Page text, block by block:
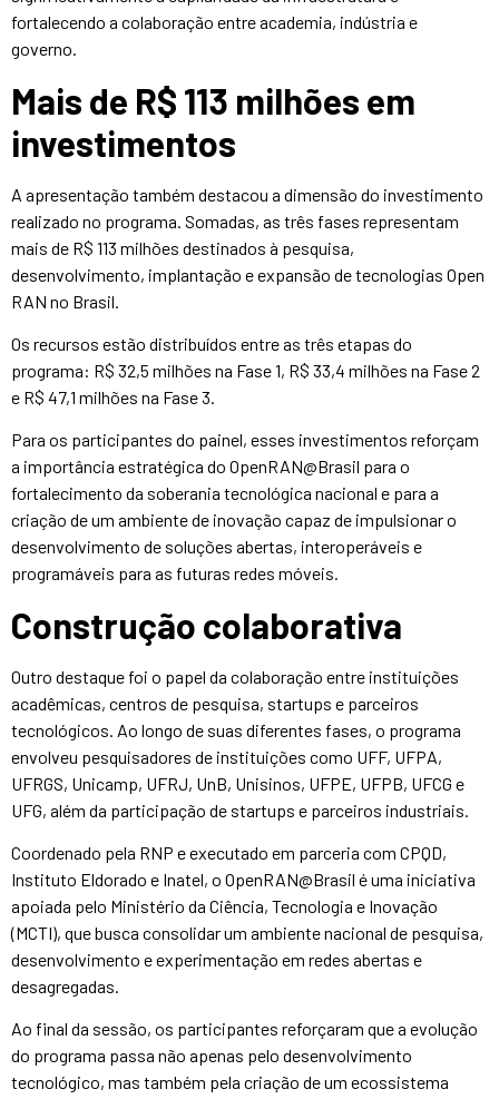
fortalecendo a colaboração entre academia, indústria e
governo.
Mais de R$ 113 milhões em
investimentos
A apresentação também destacou a dimensão do investimento
realizado no programa. Somadas, as três fases representam
mais de R$ 113 milhões destinados à pesquisa,
desenvolvimento, implantação e expansão de tecnologias Open
RAN no Brasil.
Os recursos estão distribuídos entre as três etapas do
programa: R$ 32,5 milhões na Fase 1, R$ 33,4 milhões na Fase 2
e R$ 47,1 milhões na Fase 3.
Para os participantes do painel, esses investimentos reforçam
a importância estratégica do OpenRAN@Brasil para o
fortalecimento da soberania tecnológica nacional e para a
criação de um ambiente de inovação capaz de impulsionar o
desenvolvimento de soluções abertas, interoperáveis e
programáveis para as futuras redes móveis.
Construção colaborativa
Outro destaque foi o papel da colaboração entre instituições
acadêmicas, centros de pesquisa, startups e parceiros
tecnológicos. Ao longo de suas diferentes fases, o programa
envolveu pesquisadores de instituições como UFF, UFPA,
UFRGS, Unicamp, UFRJ, UnB, Unisinos, UFPE, UFPB, UFCG e
UFG, além da participação de startups e parceiros industriais.
Coordenado pela RNP e executado em parceria com CPQD,
Instituto Eldorado e Inatel, o OpenRAN@Brasil é uma iniciativa
apoiada pelo Ministério da Ciência, Tecnologia e Inovação
(MCTI), que busca consolidar um ambiente nacional de pesquisa,
desenvolvimento e experimentação em redes abertas e
desagregadas.
Ao final da sessão, os participantes reforçaram que a evolução
do programa passa não apenas pelo desenvolvimento
tecnológico, mas também pela criação de um ecossistema